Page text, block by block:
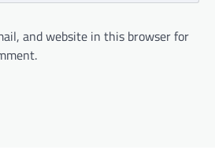
and website in this browser for